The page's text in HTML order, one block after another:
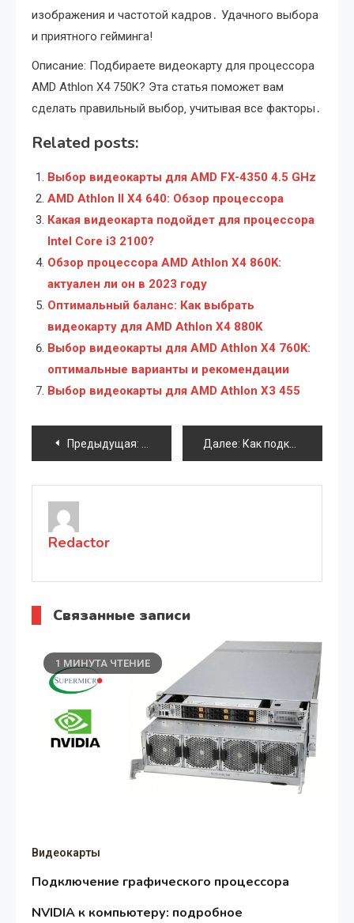
изображения и частотой кадров․ Удачного выбора
и приятного гейминга!
Описание: Подбираете видеокарту для процессора
AMD Athlon X4 750K? Эта статья поможет вам
сделать правильный выбор‚ учитывая все факторы․
Related posts:
Выбор видеокарты для AMD FX-4350 4.5 GHz
AMD Athlon II X4 640: Обзор процессора
Какая видеокарта подойдет для процессора
Intel Core i3 2100?
Обзор процессора AMD Athlon X4 860K:
актуален ли он в 2023 году
Оптимальный баланс: Как выбрать
видеокарту для AMD Athlon X4 880K
Выбор видеокарты для AMD Athlon X4 760K:
оптимальные варианты и рекомендации
Выбор видеокарты для AMD Athlon X3 455
Навигация
по
записям
Предыдущая: Установка сенсорного экрана на
Далее: Как подключить принтер к планшету Android через Wi-Fi
Redactor
Связанные записи
1 МИНУТА ЧТЕНИЕ
Видеокарты
Подключение графического процессора
NVIDIA к компьютеру: подробное